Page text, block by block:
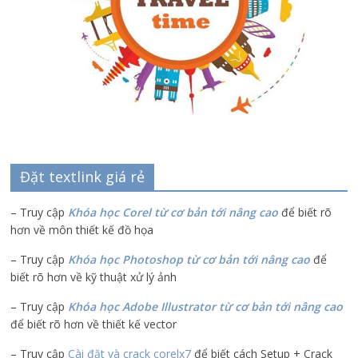
Đặt textlink giá rẻ
– Truy cập Khóa học Corel từ cơ bản tới nâng cao để biết rõ
hơn về môn thiết kế đồ họa
– Truy cập Khóa học Photoshop từ cơ bản tới nâng cao để
biết rõ hơn về kỹ thuật xử lý ảnh
– Truy cập Khóa học Adobe Illustratortừ cơ bản tới nâng cao
để biết rõ hơn về thiết kế vector
– Truy cập Cài đặt và crack corelx7 để biết cách Setup + Crack